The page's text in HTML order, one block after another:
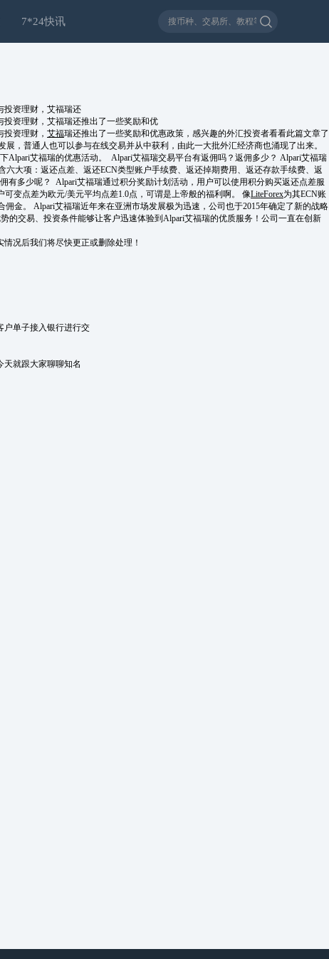
7*24快讯
投资理财，艾福瑞还
资理财，艾福瑞还推出了一些奖励和优
资理财， 艾福瑞还推出了一些奖励和优惠政策，感兴趣的外汇投资者看看此篇文章了
，普通人也可以参与在线交易并从中获利，由此一大批外汇经济商也涌现了出来。
艾福瑞的优惠活动。 Alpari艾福瑞交易平台有返佣吗？返佣多少？ Alpari艾福瑞
大项：返还点差、返还ECN类型账户手续费、返还掉期费用、返还存款手续费、返
多少呢？ Alpari艾福瑞通过积分奖励计划活动，用户可以使用积分购买返还点差服
变点差为欧元/美元平均点差1.0点，可谓是上帝般的福利啊。 像LiteForex为其ECN账
金。 Alpari艾福瑞近年来在亚洲市场发展极为迅速，公司也于2015年确定了新的战略
的交易、投资条件能够让客户迅速体验到Alpari艾福瑞的优质服务！公司一直在创新
况后我们将尽快更正或删除处理！
户单子接入银行进行交
天就跟大家聊聊知名